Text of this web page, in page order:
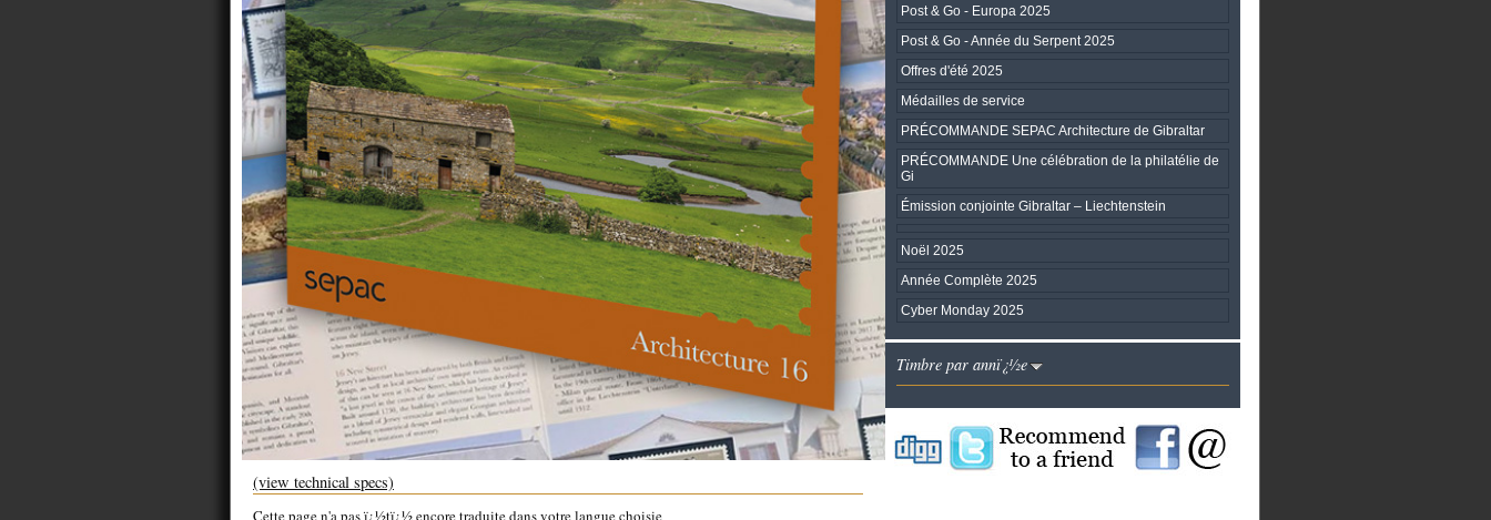
(view technical specs)
Cette page n'a pas ï¿½tï¿½ encore traduite dans votre langue choisie
Post & Go - Europa 2025
Post & Go - Année du Serpent 2025
Offres d'été 2025
Médailles de service
PRÉCOMMANDE SEPAC Architecture de Gibraltar
PRÉCOMMANDE Une célébration de la philatélie de
Gi
Émission conjointe Gibraltar – Liechtenstein
Noël 2025
Année Complète 2025
Cyber Monday 2025
Timbre par annï¿½e